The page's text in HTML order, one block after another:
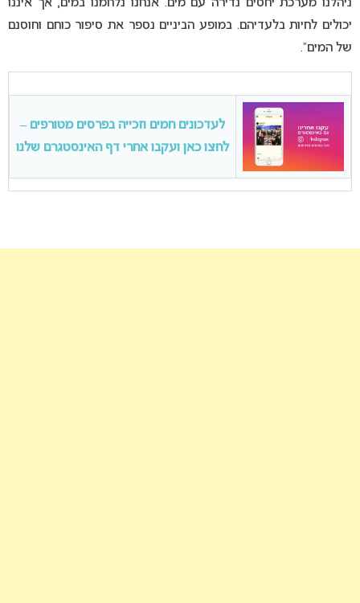
ניהלנו מערכת יחסים נדירה עם מים. אנחנו נלחמנו במים, אך איננו
יכולים לחיות בלעדיהם. במופע הביניים נספר את סיפור כוחם וחוסנם
של המים”.
לעדכונים חמים וזכייה בפרסים מטורפים –
לחצו כאן ועקבו אחרי דף האינסטגרם שלנו